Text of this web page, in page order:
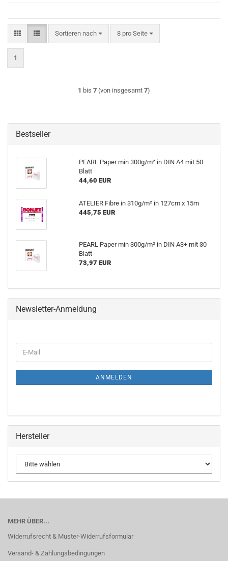
Sortieren nach
Sortieren nach 8 pro Seite
pro Seite
1
1 bis 7 (von insgesamt 7)
Bestseller
PEARL Paper min 300g/m² in DIN A4 mit 50
Blatt
44,60 EUR
ATELIER Fibre in 310g/m² in 127cm x 15m
445,75 EUR
PEARL Paper min 300g/m² in DIN A3+ mit 30
Blatt
73,97 EUR
Newsletter-Anmeldung
ZUR
E-
Mail
ANMELDEN
Hersteller
MEHR ÜBER...
Widerrufsrecht & Muster-Widerrufsformular
Versand- & Zahlungsbedingungen